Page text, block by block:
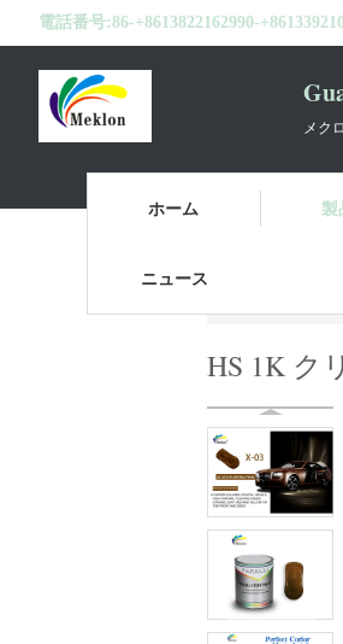
電話番号:86-+8613822162990-
メク
ホーム 製
ニュース
HS 1K ク